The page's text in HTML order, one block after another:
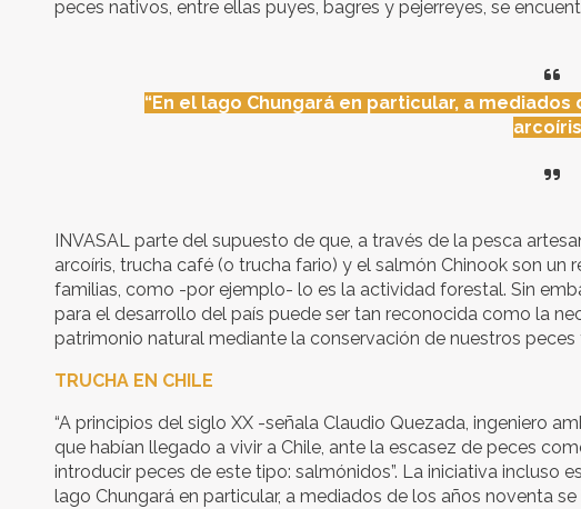
peces nativos, entre ellas puyes, bagres y pejerreyes, se
“En el lago Chungará en particular, a
INVASAL parte del supuesto de que, a través de la pesca
arcoíris, trucha café (o trucha fario) y el salmón Chinook son
familias, como -por ejemplo- lo es la actividad forestal. Sin
para el desarrollo del país puede ser tan reconocida como la
patrimonio natural mediante la conservación de nuestros
TRUCHA EN CHILE
“A principios del siglo XX -señala Claudio Quezada, ingeniero
que habían llegado a vivir a Chile, ante la escasez de peces
introducir peces de este tipo: salmónidos”. La iniciativa incluso
lago Chungará en particular, a mediados de los años noventa